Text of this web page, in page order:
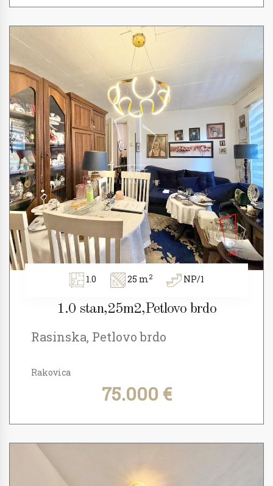
1.0 25 m2 NP/1
1.0 stan,25m2,Petlovo brdo
Rasinska, Petlovo brdo
Rakovica
75.000 €